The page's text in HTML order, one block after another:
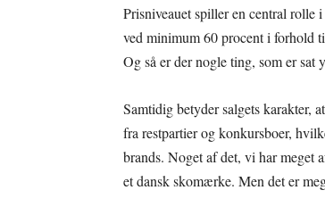
Prisniveauet spiller en central rolle
ved minimum 60 procent i forhold
Og så er der nogle ting, som er sat
Samtidig betyder salgets karakter,
fra restpartier og konkursboer,
brands. Noget af det, vi har meget
et dansk skomærke. Men det er